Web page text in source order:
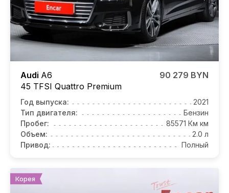
Audi A6
45 TFSI Quattro Premium
90 279 BYN
Год выпуска:
2021
Тип двигателя:
Бензин
Пробег:
85571 Км км
Объем:
2.0 л
Привод:
Полный
Корея